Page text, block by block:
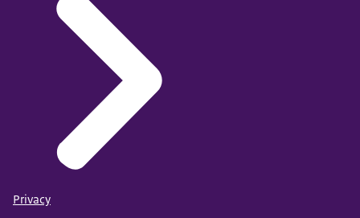
Privacy